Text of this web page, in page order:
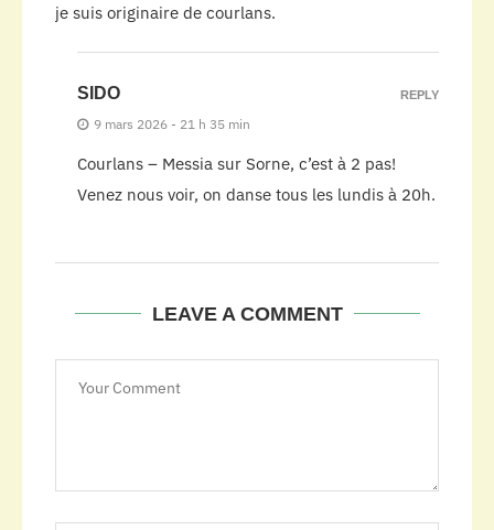
je suis originaire de courlans.
SIDO
9 mars 2026 - 21 h 35 min
Courlans – Messia sur Sorne, c’est à 2 pas!
Venez nous voir, on danse tous les lundis à 20h.
REPLY
LEAVE A COMMENT